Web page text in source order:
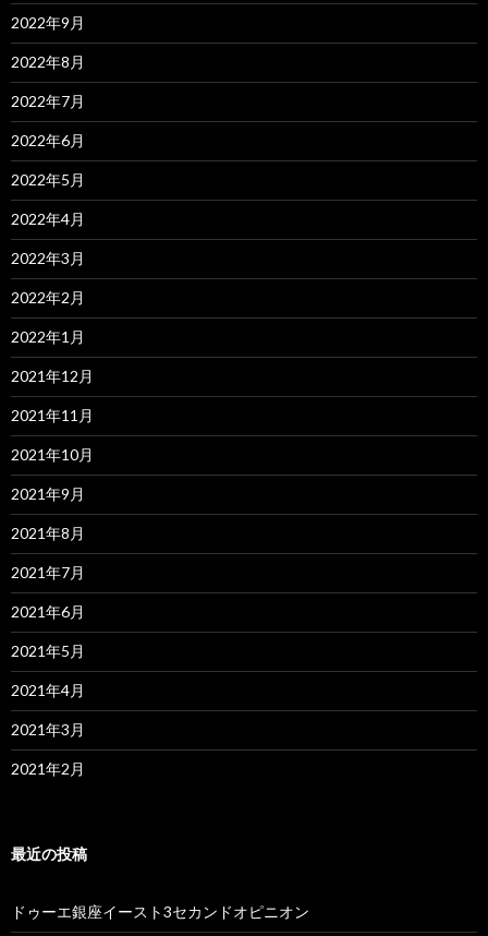
2022年9月
2022年8月
2022年7月
2022年6月
2022年5月
2022年4月
2022年3月
2022年2月
2022年1月
2021年12月
2021年11月
2021年10月
2021年9月
2021年8月
2021年7月
2021年6月
2021年5月
2021年4月
2021年3月
2021年2月
最近の投稿
ドゥーエ銀座イースト3セカンドオピニオン